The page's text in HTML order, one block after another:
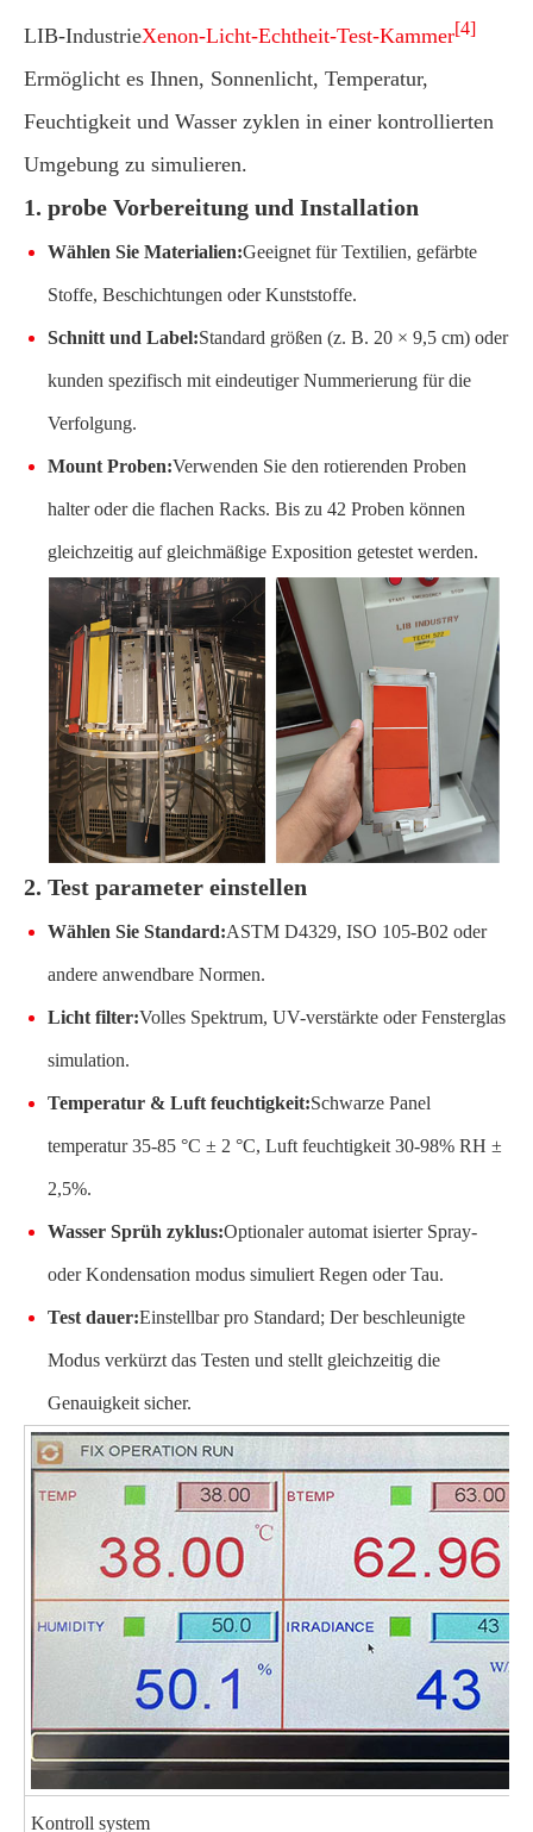
LIB-IndustrieXenon-Licht-Echtheit-Test-Kammer[4]
Ermöglicht es Ihnen, Sonnenlicht, Temperatur,
Feuchtigkeit und Wasser zyklen in einer kontrollierten
Umgebung zu simulieren.
1. probe Vorbereitung und Installation
Wählen Sie Materialien:Geeignet für Textilien, gefärbte
Stoffe, Beschichtungen oder Kunststoffe.
Schnitt und Label:Standard größen (z. B. 20 × 9,5 cm) oder
kunden spezifisch mit eindeutiger Nummerierung für die
Verfolgung.
Mount Proben:Verwenden Sie den rotierenden Proben
halter oder die flachen Racks. Bis zu 42 Proben können
gleichzeitig auf gleichmäßige Exposition getestet werden.
2. Test parameter einstellen
Wählen Sie Standard:ASTM D4329, ISO 105-B02 oder
andere anwendbare Normen.
Licht filter:Volles Spektrum, UV-verstärkte oder Fensterglas
simulation.
Temperatur & Luft feuchtigkeit:Schwarze Panel
temperatur 35-85 °C ± 2 °C, Luft feuchtigkeit 30-98% RH ±
2,5%.
Wasser Sprüh zyklus:Optionaler automat isierter Spray-
oder Kondensation modus simuliert Regen oder Tau.
Test dauer:Einstellbar pro Standard; Der beschleunigte
Modus verkürzt das Testen und stellt gleichzeitig die
Genauigkeit sicher.
Kontroll system